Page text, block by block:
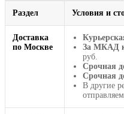
Раздел Условия и
Доставка
по Москве
За МКАД
руб.
Срочная
Срочная
В другие